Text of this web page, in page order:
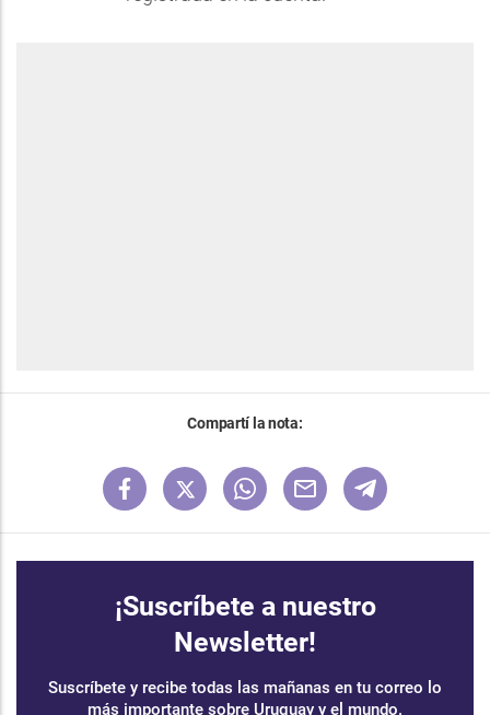
Compartí la nota:
¡Suscríbete a nuestro
Newsletter!
Suscríbete y recibe todas las mañanas en tu correo lo
más importante sobre Uruguay y el mundo.